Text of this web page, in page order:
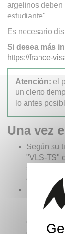
argelinos deben
estudiante".
Es necesario
Si desea más
https://france-
Atención: el
un cierto
lo antes
Una vez
Según su
"VLS-TS"
sitio web
etrangers-
Este
realizado
llegada
estancia